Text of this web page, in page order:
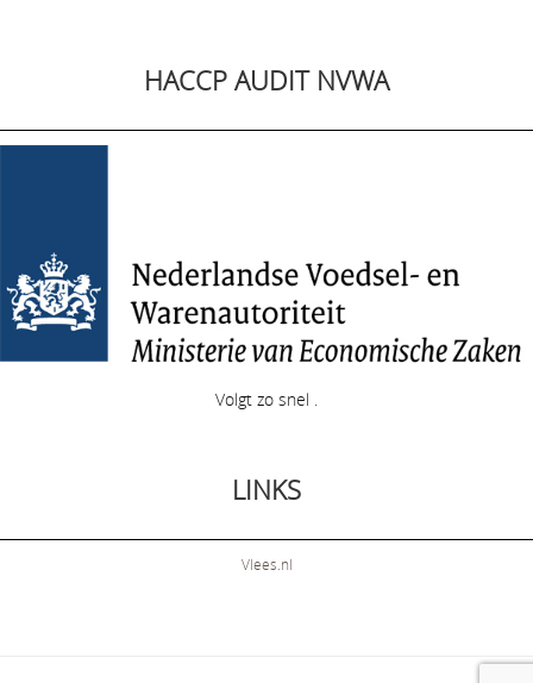
HACCP AUDIT NVWA
Volgt zo snel .
LINKS
Vlees.nl